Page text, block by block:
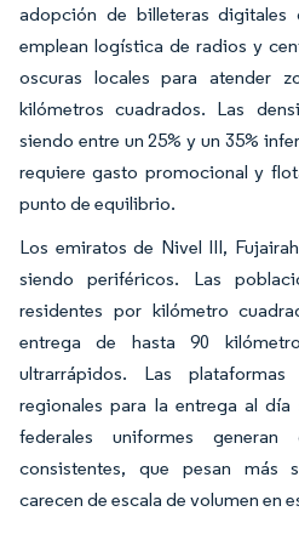
adopción de billeteras digitales
emplean logística de radios y
oscuras locales para atender
kilómetros cuadrados. Las
siendo entre un 25% y un 35%
requiere gasto promocional y
punto de equilibrio.
Los emiratos de Nivel III,
siendo periféricos. Las
residentes por kilómetro
entrega de hasta 90
ultrarrápidos. Las
regionales para la entrega al día
federales uniformes
consistentes, que pesan más
carecen de escala de volumen en